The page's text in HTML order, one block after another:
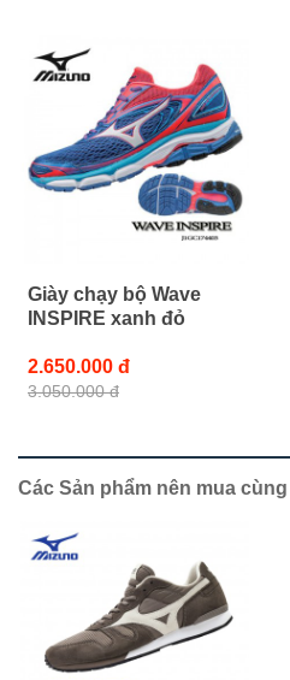
Giày chạy bộ Wave
INSPIRE xanh đỏ
2.650.000 đ
3.050.000 đ
Các Sản phẩm nên mua cùng